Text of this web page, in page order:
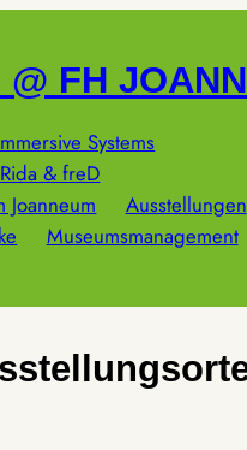
FH
Systems
& freD
Joanneum
Ausstellungen
Museumsmanagement